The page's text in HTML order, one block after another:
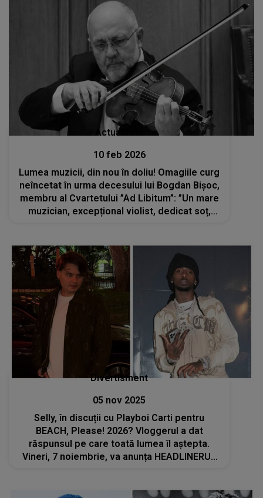
Actualitate
10 feb 2026
Lumea muzicii, din nou în doliu! Omagiile curg
neîncetat în urma decesului lui Bogdan Bișoc,
membru al Cvartetului ”Ad Libitum”: ”Un mare
muzician, excepțional violist, dedicat soț,
Divertisment
05 nov 2025
Selly, în discuții cu Playboi Carti pentru
BEACH, Please! 2026? Vloggerul a dat
răspunsul pe care toată lumea îl aștepta.
Vineri, 7 noiembrie, va anunța HEADLINERUL